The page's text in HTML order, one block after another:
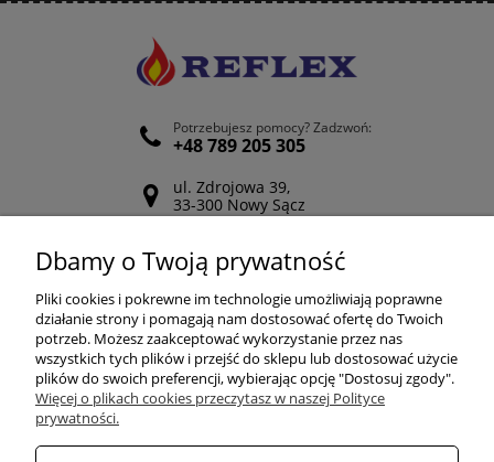
Potrzebujesz pomocy? Zadzwoń:
+48 789 205 305
ul. Zdrojowa 39,
33-300 Nowy Sącz
Odwiedź nasz Facebook
POMOC
ZAKUPY
MOJE KONTO
Dbamy o Twoją prywatność
Pliki cookies i pokrewne im technologie umożliwiają poprawne
działanie strony i pomagają nam dostosować ofertę do Twoich
potrzeb. Możesz zaakceptować wykorzystanie przez nas
wszystkich tych plików i przejść do sklepu lub dostosować użycie
plików do swoich preferencji, wybierając opcję "Dostosuj zgody".
Więcej o plikach cookies przeczytasz w naszej Polityce
prywatności.